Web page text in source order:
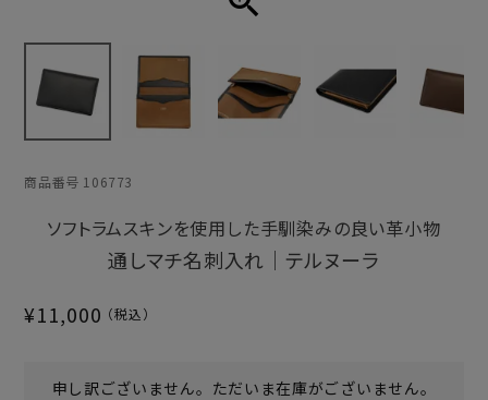
商品番号 106773
ソフトラムスキンを使用した手馴染みの良い革小物
通しマチ名刺入れ｜テルヌーラ
¥11,000
申し訳ございません。ただいま在庫がございません。